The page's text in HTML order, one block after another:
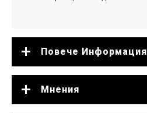
Повече Информация
Мнения